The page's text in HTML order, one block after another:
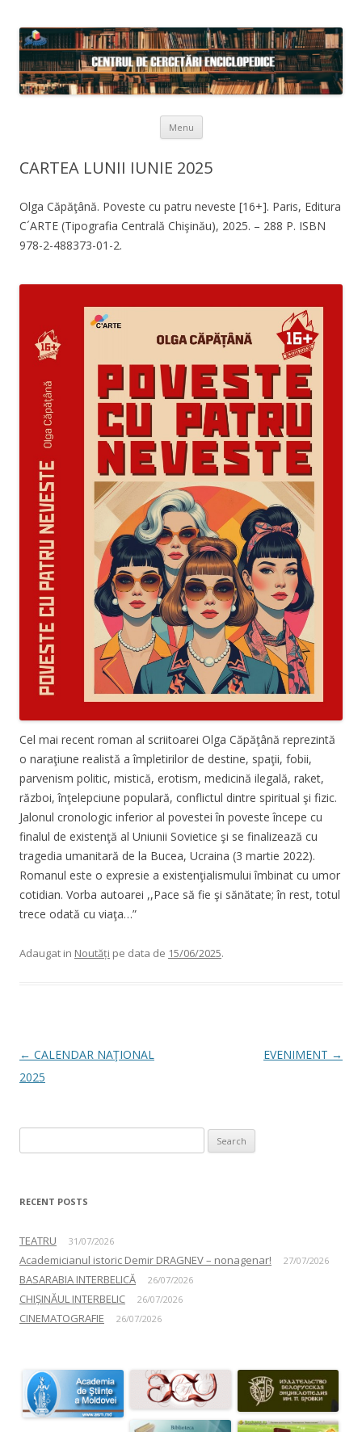
Menu Skip to content
CARTEA LUNII IUNIE 2025
Olga Căpăţână. Poveste cu patru neveste [16+]. Paris, Editura
C´ARTE (Tipografia Centrală Chişinău), 2025. – 288 P. ISBN
978-2-488373-01-2.
Cel mai recent roman al scriitoarei Olga Căpăţână reprezintă
o naraţiune realistă a împletirilor de destine, spaţii, fobii,
parvenism politic, mistică, erotism, medicină ilegală, raket,
război, înţelepciune populară, conflictul dintre spiritual şi fizic.
Jalonul cronologic inferior al povestei în poveste începe cu
finalul de existenţă al Uniunii Sovietice şi se finalizează cu
tragedia umanitară de la Bucea, Ucraina (3 martie 2022).
Romanul este o expresie a existenţialismului îmbinat cu umor
cotidian. Vorba autoarei ,,Pace să fie şi sănătate; în rest, totul
trece odată cu viaţa…”
Adaugat in Noutăți pe data de 15/06/2025.
Post navigation
← CALENDAR NAŢIONAL
2025
EVENIMENT →
RECENT POSTS
TEATRU 31/07/2026
Academicianul istoric Demir DRAGNEV – nonagenar! 27/07/2026
BASARABIA INTERBELICĂ 26/07/2026
CHIȘINĂUL INTERBELIC 26/07/2026
CINEMATOGRAFIE 26/07/2026